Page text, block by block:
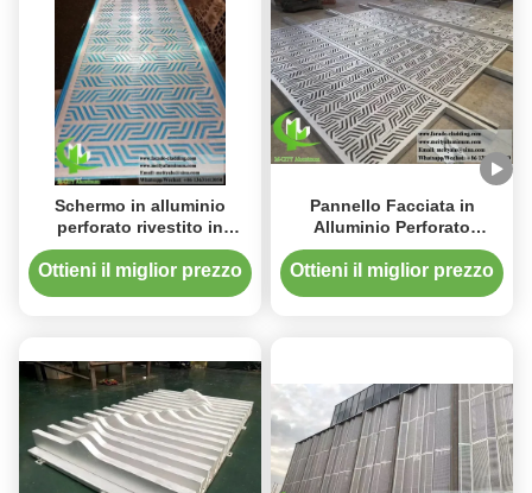
Schermo in alluminio
perforato rivestito in
polvere 1200x2400 mm con
modelli personalizzabili per
Ottieni il miglior prezzo
Pannello Facciata in
Alluminio Perforato
Verniciato a Polvere
1200x2400mm con
Schermo Metallico Tagliato
Ottieni il miglior prezzo